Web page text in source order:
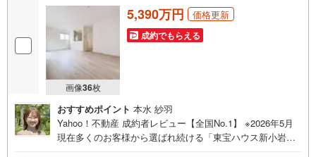
画像36枚
5,390万円 価格更新
成約でもらえる
おすすめポイント 本水 紗羽
Yahoo！不動産 成約者レビュー【全国No.1】 ※2026年5月
現在多くのお客様から選ばれ続ける「東宝ハウス新小岩」